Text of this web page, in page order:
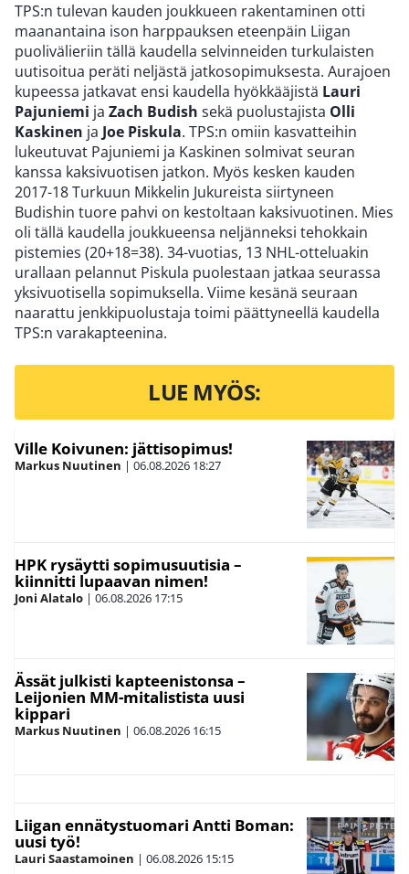
TPS:n tulevan kauden joukkueen rakentaminen otti
maanantaina ison harppauksen eteenpäin Liigan
puolivälieriin tällä kaudella selvinneiden turkulaisten
uutisoitua peräti neljästä jatkosopimuksesta. Aurajoen
kupeessa jatkavat ensi kaudella hyökkääjistä Lauri
Pajuniemi ja Zach Budish sekä puolustajista Olli
Kaskinen ja Joe Piskula. TPS:n omiin kasvatteihin
lukeutuvat Pajuniemi ja Kaskinen solmivat seuran
kanssa kaksivuotisen jatkon. Myös kesken kauden
2017-18 Turkuun Mikkelin Jukureista siirtyneen
Budishin tuore pahvi on kestoltaan kaksivuotinen. Mies
oli tällä kaudella joukkueensa neljänneksi tehokkain
pistemies (20+18=38). 34-vuotias, 13 NHL-otteluakin
urallaan pelannut Piskula puolestaan jatkaa seurassa
yksivuotisella sopimuksella. Viime kesänä seuraan
naarattu jenkkipuolustaja toimi päättyneellä kaudella
TPS:n varakapteenina.
LUE MYÖS:
Ville Koivunen: jättisopimus!
Markus Nuutinen | 06.08.2026 18:27
HPK rysäytti sopimusuutisia –
kiinnitti lupaavan nimen!
Joni Alatalo | 06.08.2026 17:15
Ässät julkisti kapteenistonsa –
Leijonien MM-mitalistista uusi
kippari
Markus Nuutinen | 06.08.2026 16:15
Liigan ennätystuomari Antti Boman:
uusi työ!
Lauri Saastamoinen | 06.08.2026 15:15